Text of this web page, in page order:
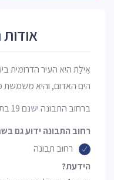
אֵילַת היא העיר הדרומית
הים האדום, והיא משמשת
ברחוב התבונה ישנם 19 בתים עם 19 מיקודים שונים.
רחוב התבונה ידוע גם
רחוב תבונה
הידעת?